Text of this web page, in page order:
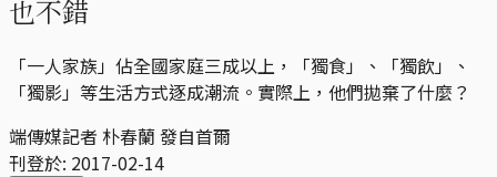
也不錯
「一人家族」佔全國家庭三成以上，「獨食」、「獨飲」、
「獨影」等生活方式逐成潮流。實際上，他們拋棄了什麼？
端傳媒記者 朴春蘭 發自首爾
刊登於: 2017-02-14